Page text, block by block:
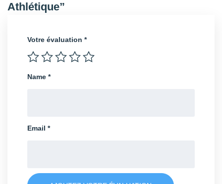
Athlétique”
Votre évaluation *
Name *
Email *